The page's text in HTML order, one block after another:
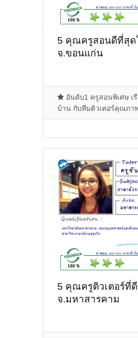
5 คุณครูสอนดีที่สุด
จ.ขอนแก่น
อันดับ1 ครูสอนพิเศษ เ
บ้าน กับทีมติวเตอร์คุณภา
5 คุณครูติวเตอร์ที่
จ.มหาสารคาม